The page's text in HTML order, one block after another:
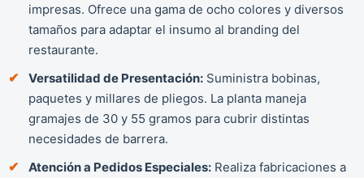
impresas. Ofrece una gama de ocho colores y diversos
tamaños para adaptar el insumo al branding del
restaurante.
Versatilidad de Presentación: Suministra bobinas,
paquetes y millares de pliegos. La planta maneja
gramajes de 30 y 55 gramos para cubrir distintas
necesidades de barrera.
Atención a Pedidos Especiales: Realiza fabricaciones a